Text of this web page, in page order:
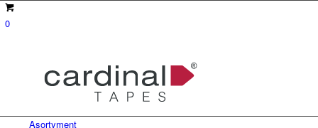
0
Asortyment